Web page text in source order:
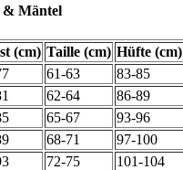
& Mäntel
(cm) Taille (cm) Hüfte (cm)
61-63
83-85
62-64
86-89
65-67
93-96
68-71
97-100
72-75
101-104